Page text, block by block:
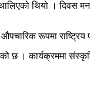
थियो ।
रूपमा
छ । कार्यक्रममा